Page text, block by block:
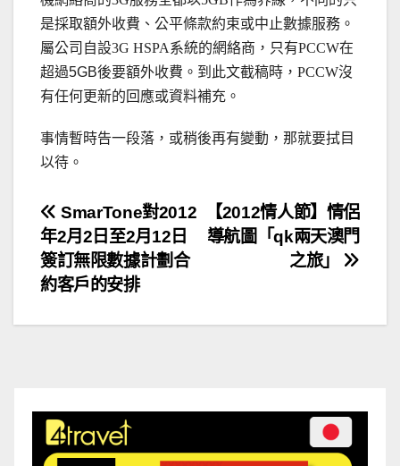
是採取額外收費、公平條款約束或中止數據服務。
屬公司自設3G HSPA系統的網絡商，只有PCCW在
超過5GB後要額外收費。到此文截稿時， PCCW沒
有任何更新的回應或資料補充。
事情暫時告一段落，或稍後再有變動，那就要拭目
以待。
文
章
導
覽
【2012情人節】情侶
導航圖「qk兩天澳門
之旅」
SmarTone對2012
年2月2日至2月12日
簽訂無限數據計劃合
約客戶的安排